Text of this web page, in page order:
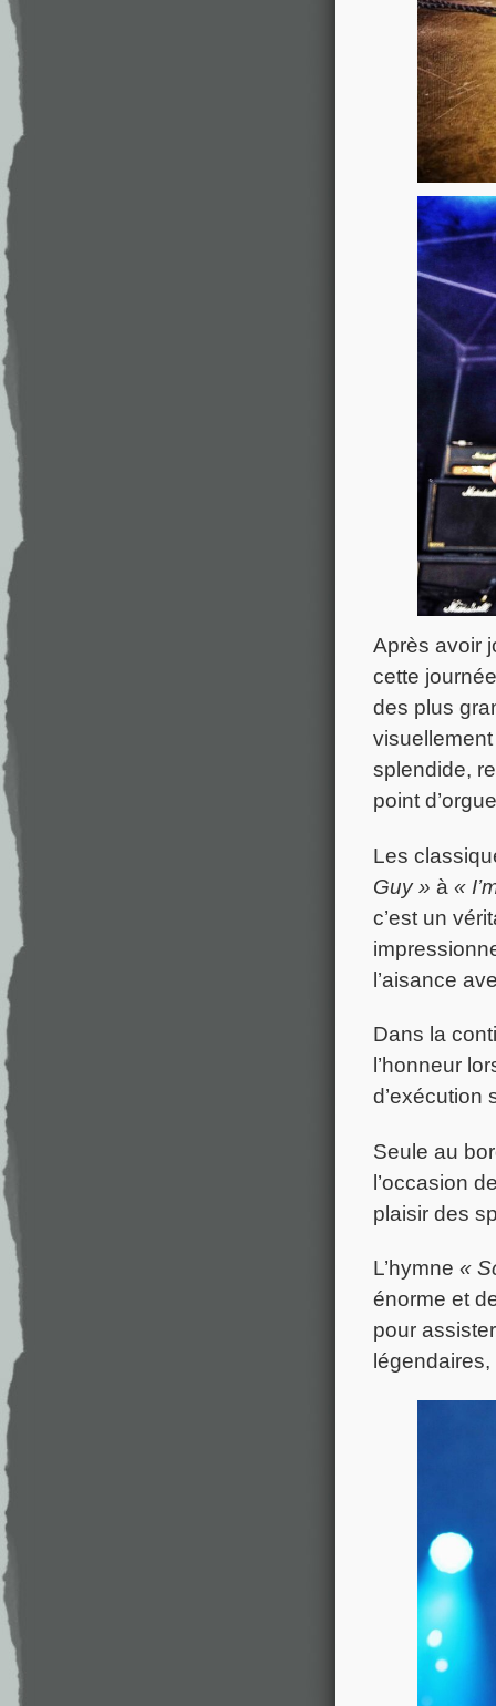
Après avoir
cette
des plus
splendide,
point
Les
Guy » à «
c’est un
l’aisance
Dans la
l’honneur
d’exécution
Seule au
l’occasion
plaisir des
L’hymne «
énorme et
pour